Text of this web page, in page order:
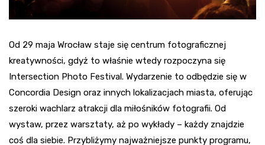
Od 29 maja Wrocław staje się centrum fotograficznej
kreatywności, gdyż to właśnie wtedy rozpoczyna się
Intersection Photo Festival. Wydarzenie to odbędzie się w
Concordia Design oraz innych lokalizacjach miasta, oferując
szeroki wachlarz atrakcji dla miłośników fotografii. Od
wystaw, przez warsztaty, aż po wykłady – każdy znajdzie
coś dla siebie. Przybliżymy najważniejsze punkty programu,